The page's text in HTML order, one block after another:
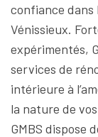
confiance dans
Vénissieux.
expérimentés,
services de
intérieure à
la nature de
GMBS dispose